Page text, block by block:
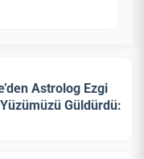
Astrolog Ezgi
Güldürdü: